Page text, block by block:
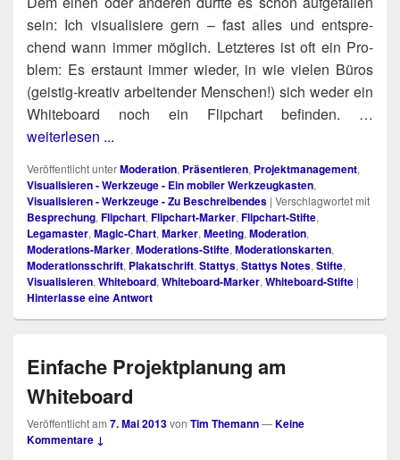
sein: Ich visua­li­sie­re gern – fast alles und ent­spre­
chend wann immer mög­lich. Letz­te­res ist oft ein Pro­
blem: Es erstaunt immer wie­der, in wie vie­len Büros
(geis­tig-krea­tiv arbei­ten­der Men­schen!) sich weder ein
White­board noch ein Flip­chart befin­den. …
weiterlesen ...
Veröffentlicht unterModeration, Präsentieren, Projektmanagement,
Visualisieren - Werkzeuge - Ein mobiler Werkzeugkasten,
Visualisieren - Werkzeuge - Zu Beschreibendes | Verschlagwortet mit
Besprechung, Flipchart, Flipchart-Marker, Flipchart-Stifte,
Legamaster, Magic-Chart, Marker, Meeting, Moderation,
Moderations-Marker, Moderations-Stifte, Moderationskarten,
Moderationsschrift, Plakatschrift, Stattys, Stattys Notes, Stifte,
Visualisieren, Whiteboard, Whiteboard-Marker, Whiteboard-Stifte |
Hinterlasse eine Antwort
Einfache Projektplanung am
Whiteboard
Veröffentlicht am 7. Mai 2013von Tim Themann—Keine
Kommentare ↓